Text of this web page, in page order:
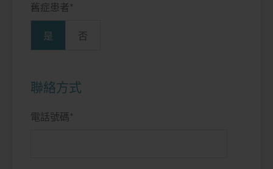
舊症患者 *
是 否
聯絡方式
電話號碼 *